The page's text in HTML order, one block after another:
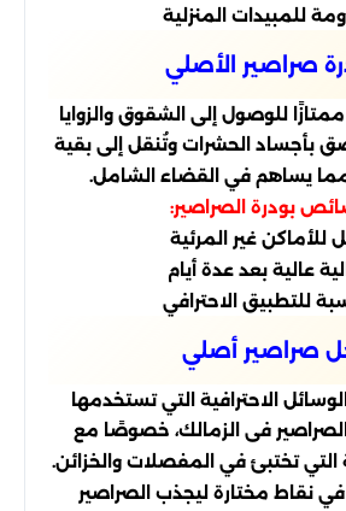
للمبيدات المنزلية
صراصير الأصلي
ممتازًا للوصول إلى الشقوق والزوايا
بأجساد الحشرات وتُنقل إلى بقية
يساهم في القضاء الشامل.
بودرة الصراصير:
للأماكن غير المرئية
عالية بعد عدة أيام
للتطبيق الاحترافي
صراصير أصلي
الاحترافية التي تستخدمها
فى الزمالك، خصوصًا مع
التي تختبئ في المفصلات والخزائن.
نقاط مختارة ليجذب الصراصير